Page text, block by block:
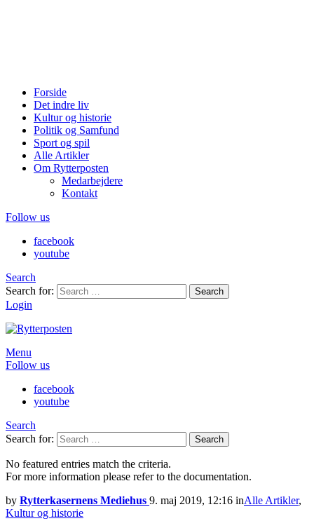
Forside
Det indre liv
Kultur og historie
Politik og Samfund
Sport og spil
Alle Artikler
Om Rytterposten
Medarbejdere
Kontakt
Follow us
facebook
youtube
Search
Search for:
Search
Login
Menu
Follow us
facebook
youtube
Search
Search for:
Search
No featured entries match the criteria.
For more information please refer to the documentation.
by Rytterkasernens Mediehus 9. maj 2019, 12:16 inAlle Artikler,
Kultur og historie